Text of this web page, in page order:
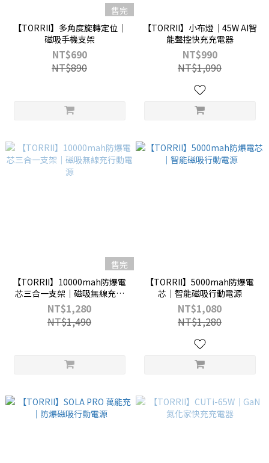
售完
【TORRII】多角度旋轉定位｜
磁吸手機支架
NT$690
NT$890
【TORRII】小布燈｜45W AI智
能聲控快充充電器
NT$990
NT$1,090
售完
【TORRII】10000mah防爆電
芯三合一支架｜磁吸無線充行
動電源
NT$1,280
NT$1,490
【TORRII】5000mah防爆電
芯｜智能磁吸行動電源
NT$1,080
NT$1,280